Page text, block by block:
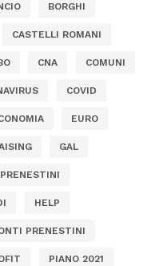
BORGHI
CASTELLI ROMANI
CNA COMUNI
COVID
EURO
GAL
HELP
PRENESTINI
PIANO 2021